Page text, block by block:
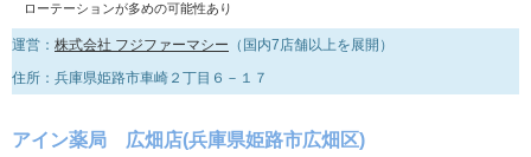
ローテーションが多めの可能性あり
運営： 株式会社 フジファーマシー （国内7店舗以上を展開）
住所：兵庫県姫路市車崎２丁目６－１７
アイン薬局 広畑店(兵庫県姫路市広畑区)